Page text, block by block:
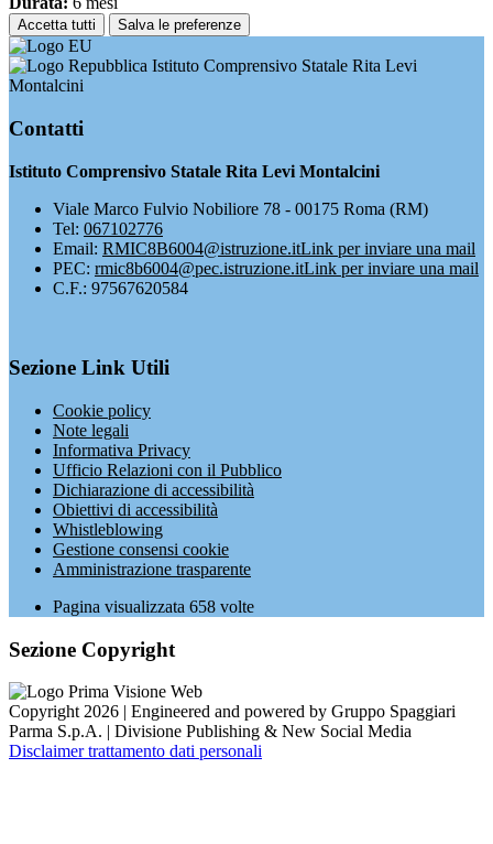
Accetta tutti Salva le preferenze
Istituto Comprensivo Statale Rita Levi
Montalcini
Contatti
Istituto Comprensivo Statale Rita Levi Montalcini
Viale Marco Fulvio Nobiliore 78 - 00175 Roma (RM)
Tel: 067102776
Email: RMIC8B6004@istruzione.itLink per inviare una mail
PEC: rmic8b6004@pec.istruzione.itLink per inviare una mail
C.F.: 97567620584
Sezione Link Utili
Cookie policy
Note legali
Informativa Privacy
Ufficio Relazioni con il Pubblico
Dichiarazione di accessibilità
Obiettivi di accessibilità
Whistleblowing
Gestione consensi cookie
Amministrazione trasparente
Pagina visualizzata 658 volte
Sezione Copyright
Copyright 2026 | Engineered and powered by Gruppo Spaggiari
Parma S.p.A. | Divisione Publishing & New Social Media
Disclaimer trattamento dati personali